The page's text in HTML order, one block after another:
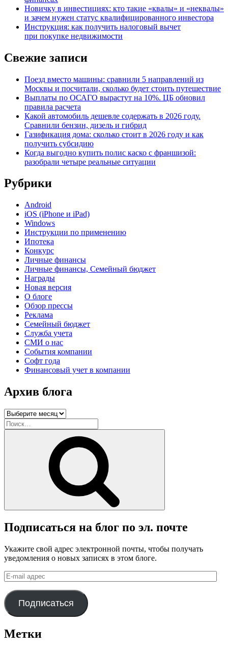
Новичку в инвестициях: кто такие «квалы» и «неквалы»
и зачем нужен статус квалифицированного инвестора
Инструкция: как получить налоговый вычет
при покупке недвижимости
Свежие записи
Поезд вместо машины: сравнили 5 направлений из
Москвы и посчитали, сколько будет стоить путешествие
Выплаты по ОСАГО вырастут на 10%. ЦБ обновил
правила расчета
Какой автомобиль дешевле содержать в 2026 году.
Сравнили бензин, дизель и гибрид
Газификация дома: сколько стоит в 2026 году и как
получить субсидию
Когда выгодно купить полис каско с франшизой:
разобрали четыре реальные ситуации
Рубрики
Android
iOS (iPhone и iPad)
Windows
Инструкции по применению
Ипотека
Конкурс
Личные финансы
Личные финансы, Семейный бюджет
Награды
Новая версия
О блоге
Обзор прессы
Реклама
Семейный бюджет
Служба учета
СМИ о нас
События компании
Софт года
Финансовый учет в компании
Архив блога
Архив
блога
Искать:
Подписаться на блог по эл. почте
Укажите свой адрес электронной почты, чтобы получать
уведомления о новых записях в этом блоге.
E-
mail
адрес
Подписаться
Метки